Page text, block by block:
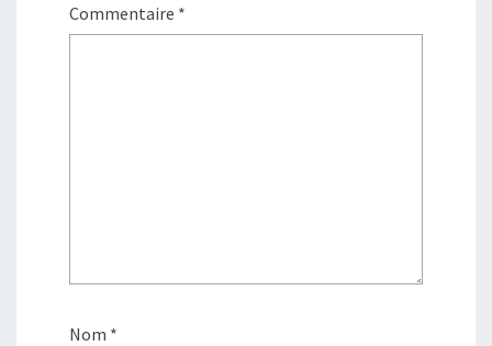
Commentaire *
Nom *